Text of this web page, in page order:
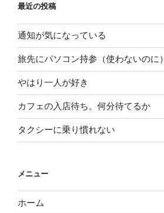
最近の投稿
通知が気になっている
旅先にパソコン持参（使わないのに）
やはり一人が好き
カフェの入店待ち。何分待てるか
タクシーに乗り慣れない
メニュー
ホーム